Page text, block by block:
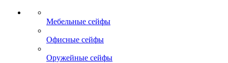
Мебельные сейфы
Офисные сейфы
Оружейные сейфы